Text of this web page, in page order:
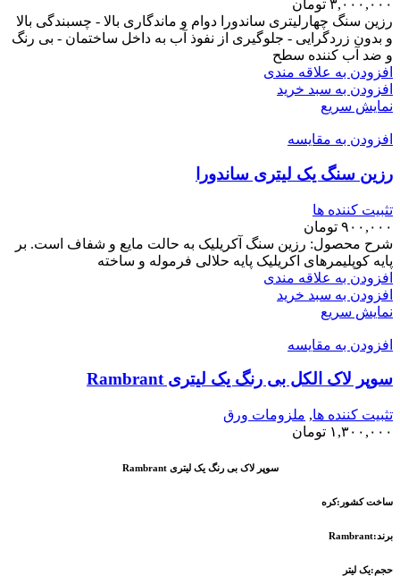
۳,۰۰۰,۰۰۰ تومان
رزین سنگ چهارلیتری ساندورا دوام و ماندگاری بالا - چسبندگی بالا
و بدون زردگرایی - جلوگیری از نفوذ آب به داخل ساختمان - بی رنگ
و ضد آب کننده سطح
افزودن به علاقه مندی
افزودن به سبد خرید
نمایش سریع
افزودن به مقایسه
رزین سنگ یک لیتری ساندورا
تثبیت کننده ها
۹۰۰,۰۰۰ تومان
شرح محصول: رزین سنگ آکریلیک به حالت مایع و شفاف است. بر
پایه کوپلیمرهای اکریلیک پایه حلالی فرموله و ساخته
افزودن به علاقه مندی
افزودن به سبد خرید
نمایش سریع
افزودن به مقایسه
سوپر لاک الکل بی رنگ یک لیتری Rambrant
تثبیت کننده ها, ملزومات ورق
۱,۳۰۰,۰۰۰ تومان
سوپر لاک بی رنگ یک لیتری Rambrant
ساخت کشور:کره
برند:Rambrant
حجم:یک لیتر